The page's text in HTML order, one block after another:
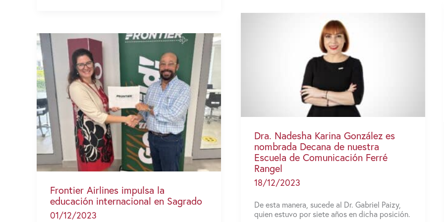
Puerto
Rico»:
un
puente
entre
Puerto
Rico
Nueva
York
en
perseverar
Dra. Nadesha Karina González es
nombrada Decana de nuestra
Escuela de Comunicación Ferré
Rangel
18/12/2023
De esta manera, sucede al Dr. Gabriel Paizy,
quien estuvo por siete años en dicha posición.
Frontier Airlines impulsa la
educación internacional en Sagrado
01/12/2023